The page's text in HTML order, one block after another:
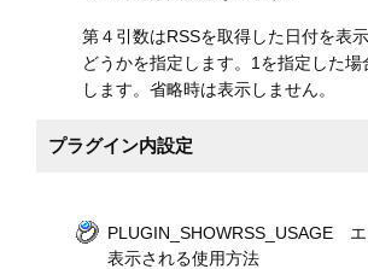
第４引数はRSSを取得した日付を表
どうかを指定します。1を指定した場
します。省略時は表示しません。
プラグイン内設定
PLUGIN_SHOWRSS_USAGE エ
表示される使用方法